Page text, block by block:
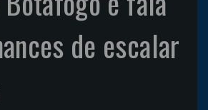
de escalar